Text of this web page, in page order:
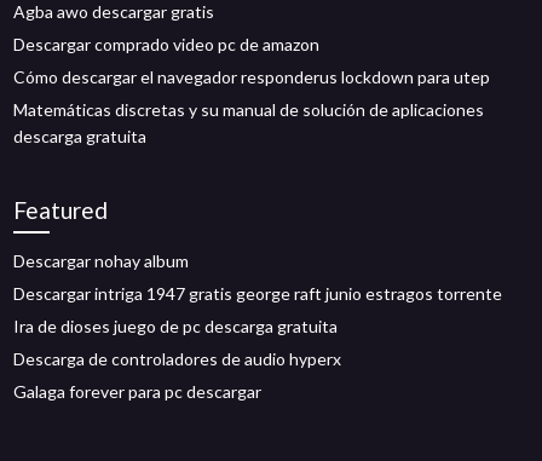
Agba awo descargar gratis
Descargar comprado video pc de amazon
Cómo descargar el navegador responderus lockdown para utep
Matemáticas discretas y su manual de solución de aplicaciones
descarga gratuita
Featured
Descargar nohay album
Descargar intriga 1947 gratis george raft junio estragos torrente
Ira de dioses juego de pc descarga gratuita
Descarga de controladores de audio hyperx
Galaga forever para pc descargar